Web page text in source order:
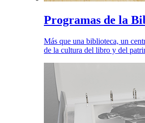
Programas de la
Más que una biblioteca, un
de la cultura del libro y del